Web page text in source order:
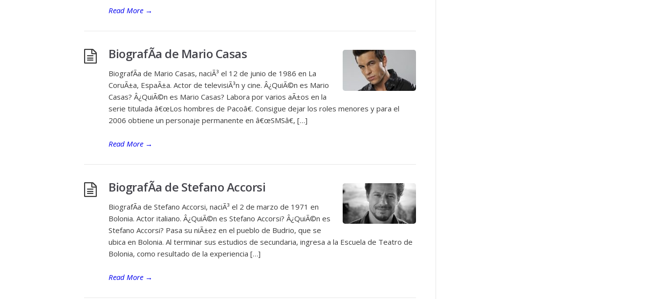
Read More →
BiografÃ­a de Mario Casas
BiografÃ­a de Mario Casas, naciÃ³ el 12 de junio de 1986 en La
CoruÃ±a, EspaÃ±a. Actor de televisiÃ³n y cine. Â¿QuiÃ©n es Mario
Casas? Â¿QuiÃ©n es Mario Casas? Labora por varios aÃ±os en la
serie titulada â€œLos hombres de Pacoâ€. Consigue dejar los roles menores y para el
2006 obtiene un personaje permanente en â€œSMSâ€, […]
Read More →
BiografÃ­a de Stefano Accorsi
BiografÃ­a de Stefano Accorsi, naciÃ³ el 2 de marzo de 1971 en
Bolonia. Actor italiano. Â¿QuiÃ©n es Stefano Accorsi? Â¿QuiÃ©n es
Stefano Accorsi? Pasa su niÃ±ez en el pueblo de Budrio, que se
ubica en Bolonia. Al terminar sus estudios de secundaria, ingresa a la Escuela de Teatro de
Bolonia, como resultado de la experiencia […]
Read More →